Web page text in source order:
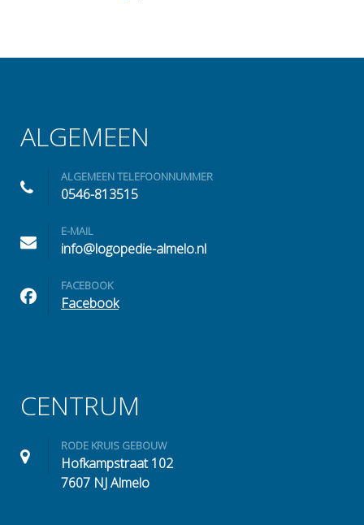
ALGEMEEN
ALGEMEEN TELEFOONNUMMER
0546-813515
E-MAIL
info@logopedie-almelo.nl
FACEBOOK
Facebook
CENTRUM
RODE KRUIS GEBOUW
Hofkampstraat 102
7607 NJ Almelo